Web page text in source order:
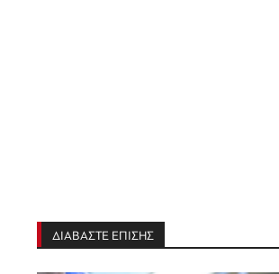
ΔΙΑΒΑΣΤΕ ΕΠΙΣΗΣ